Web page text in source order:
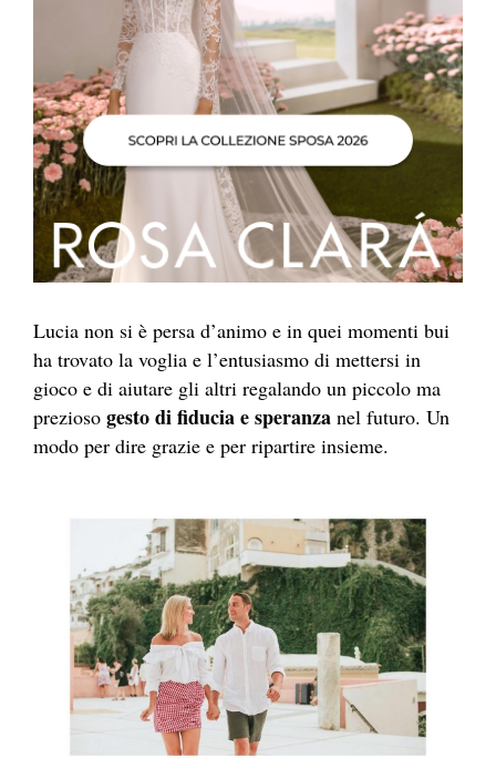
Lucia non si è persa d’animo e in quei momenti bui
ha trovato la voglia e l’entusiasmo di mettersi in
gioco e di aiutare gli altri regalando un piccolo ma
prezioso gesto di fiducia e speranza nel futuro. Un
modo per dire grazie e per ripartire insieme.